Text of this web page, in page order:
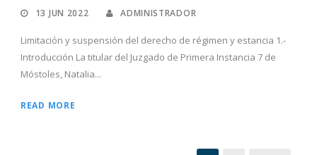
13 JUN 2022 ADMINISTRADOR
Limitación y suspensión del derecho de régimen y estancia 1.-
Introducción La titular del Juzgado de Primera Instancia 7 de
Móstoles, Natalia...
READ MORE